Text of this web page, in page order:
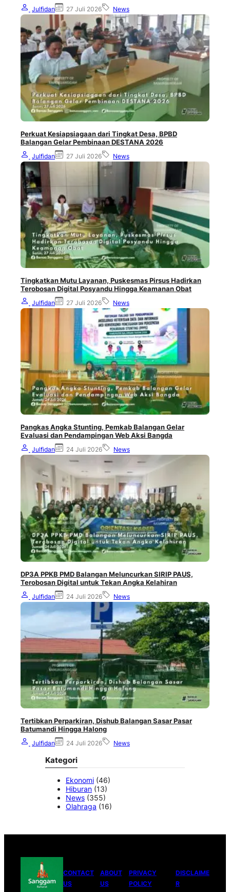
Julfidan 27 Juli 2026 News
Perkuat Kesiapsiagaan dari Tingkat Desa, BPBD
Balangan Gelar Pembinaan DESTANA 2026
Julfidan 27 Juli 2026 News
Tingkatkan Mutu Layanan, Puskesmas Pirsus Hadirkan
Terobosan Digital Posyandu Hingga Keamanan Obat
Julfidan 27 Juli 2026 News
Pangkas Angka Stunting, Pemkab Balangan Gelar
Evaluasi dan Pendampingan Web Aksi Bangda
Julfidan 24 Juli 2026 News
DP3A PPKB PMD Balangan Meluncurkan SIRIP PAUS,
Terobosan Digital untuk Tekan Angka Kelahiran
Julfidan 24 Juli 2026 News
Tertibkan Perparkiran, Dishub Balangan Sasar Pasar
Batumandi Hingga Halong
Julfidan 24 Juli 2026 News
Kategori
Ekonomi (46)
Hiburan (13)
News (355)
Olahraga (16)
CONTACT
US
ABOUT
US
PRIVACY
POLICY
DISCLAIME
R